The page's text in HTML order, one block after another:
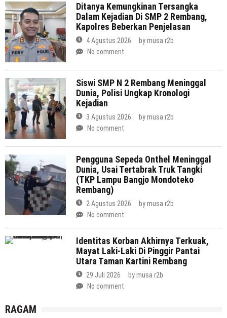
Ditanya Kemungkinan Tersangka
Dalam Kejadian Di SMP 2 Rembang,
Kapolres Beberkan Penjelasan
4 Agustus 2026 bymusa r2b
No comment
Siswi SMP N 2 Rembang Meninggal
Dunia, Polisi Ungkap Kronologi
Kejadian
3 Agustus 2026 bymusa r2b
No comment
Pengguna Sepeda Onthel Meninggal
Dunia, Usai Tertabrak Truk Tangki
(TKP Lampu Bangjo Mondoteko
Rembang)
2 Agustus 2026 bymusa r2b
No comment
Identitas Korban Akhirnya Terkuak,
Mayat Laki-Laki Di Pinggir Pantai
Utara Taman Kartini Rembang
29 Juli 2026 bymusa r2b
No comment
RAGAM